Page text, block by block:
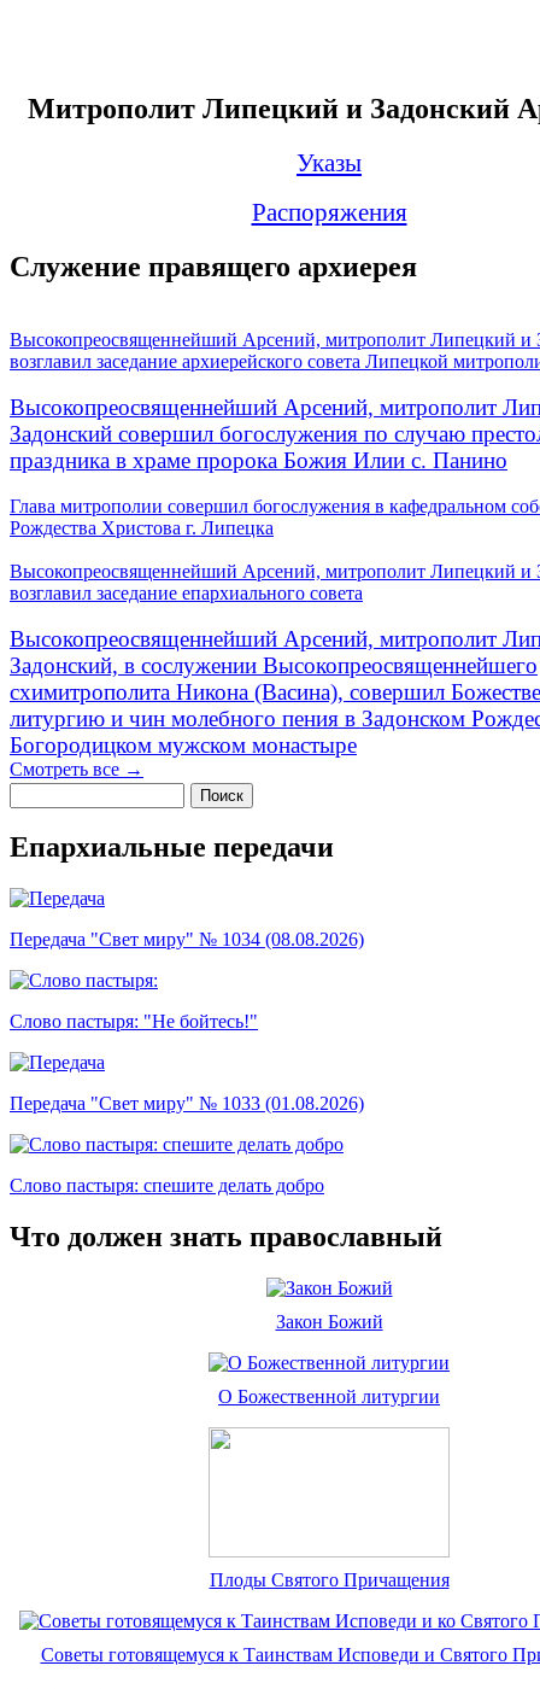
Митрополит Липецкий и Задонский
Указы
Распоряжения
Служение правящего архиерея
Высокопреосвященнейший Арсений, митрополит Липецкий и
возглавил заседание архиерейского совета Липецкой
Высокопреосвященнейший Арсений, митрополит
Задонский совершил богослужения по случаю
праздника в храме пророка Божия Илии с. Панино
Глава митрополии совершил богослужения в кафедральном
Рождества Христова г. Липецка
Высокопреосвященнейший Арсений, митрополит Липецкий и
возглавил заседание епархиального совета
Высокопреосвященнейший Арсений, митрополит
Задонский, в сослужении Высокопреосвященнейшего
схимитрополита Никона (Васина), совершил
литургию и чин молебного пения в Задонском
Богородицком мужском монастыре
Смотреть все →
Поиск
Епархиальные передачи
Передача "Свет миру" № 1034 (08.08.2026)
Слово пастыря: "Не бойтесь!"
Передача "Свет миру" № 1033 (01.08.2026)
Слово пастыря: спешите делать добро
Что должен знать православный
Закон Божий
О Божественной литургии
Плоды Святого Причащения
Советы готовящемуся к Таинствам Исповеди и Святого